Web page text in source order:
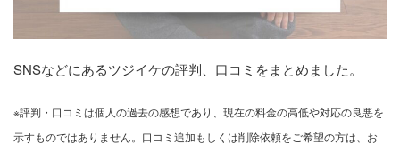
SNSなどにあるツジイケの評判、口コミをまとめました。
※評判・口コミは個人の過去の感想であり、現在の料金の高低や対応の良悪を
示すものではありません。口コミ追加もしくは削除依頼をご希望の方は、お